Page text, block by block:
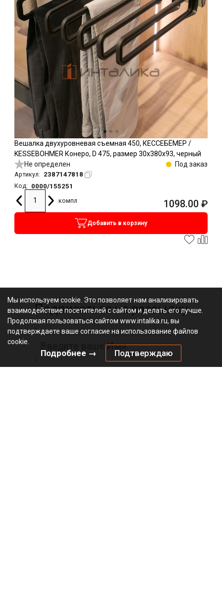
Вешалка двухуровневая съемная 450, КЕССЕБЁМЕР /
KESSEBOHMER Конеро, D 475, размер 30x380x93, черный
Не определен
Под заказ
Артикул: 2387147818
Код:
0000/155251
компл
1098.00 ₽
Добавить в корзину
Подписаться на рассылку
*
Мы используем cookie. Это позволяет нам анализировать
взаимодействие посетителей с сайтом и делать его лучше.
Продолжая пользоваться сайтом www.intalika.ru, вы
подтверждаете ваше согласие на использование файлов
cookie.
Подробнее → Подтверждаю